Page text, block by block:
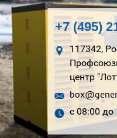
+7 (495)
117342,
центр
с 08:00 до